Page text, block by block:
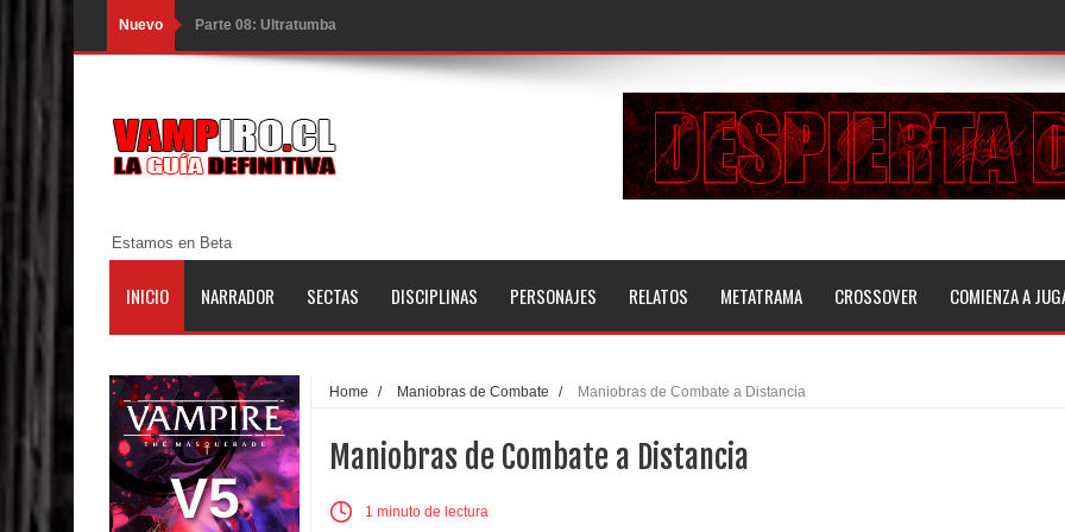
Nuevo
Parte 08: Ultratumba
Parte 07: Asuntos que Resolver
Parte 05: Sitiados
Parte 03: Una Piraña en el Bidé
Parte 02: Los Muertos Gobiernan a los Vivos
Parte 02: El Enemigo de mi Enemigo
Parte 06: Coletazos
Parte 05: Los Horrores del Infierno
Estamos en Beta
INICIO NARRADOR SECTAS DISCIPLINAS PERSONAJES RELATOS METATRAMA CROSSOVER COMIENZA A
V5
Home / Maniobras de Combate / Maniobras de Combate a Distancia
Maniobras de Combate a Distancia
1 minuto de lectura